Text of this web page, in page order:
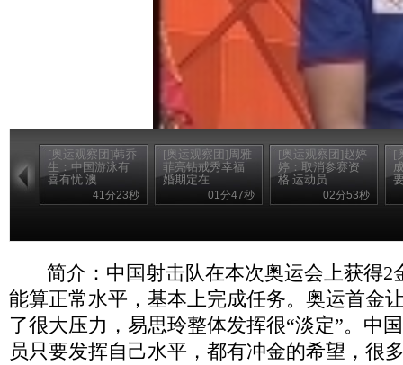
[奥运观察团]韩乔
生：中国游泳有
喜有忧 澳...
41分23秒
[奥运观察团]周雅
菲亮钻戒秀幸福
婚期定在...
01分47秒
[奥运观察团]赵婷
婷：取消参赛资
格 运动员...
02分53秒
[
简介：中国射击队在本次奥运会上获得2
能算正常水平，基本上完成任务。奥运首金
了很大压力，易思玲整体发挥很“淡定”。中
员只要发挥自己水平，都有冲金的希望，很